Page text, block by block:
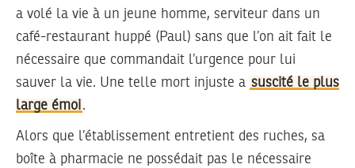
a volé la vie à un jeune homme, serviteur dans un
café-restaurant huppé (Paul) sans que l’on ait fait le
nécessaire que commandait l’urgence pour lui
sauver la vie. Une telle mort injuste a suscité le plus
large émoi.
Alors que l’établissement entretient des ruches, sa
boîte à pharmacie ne possédait pas le nécessaire